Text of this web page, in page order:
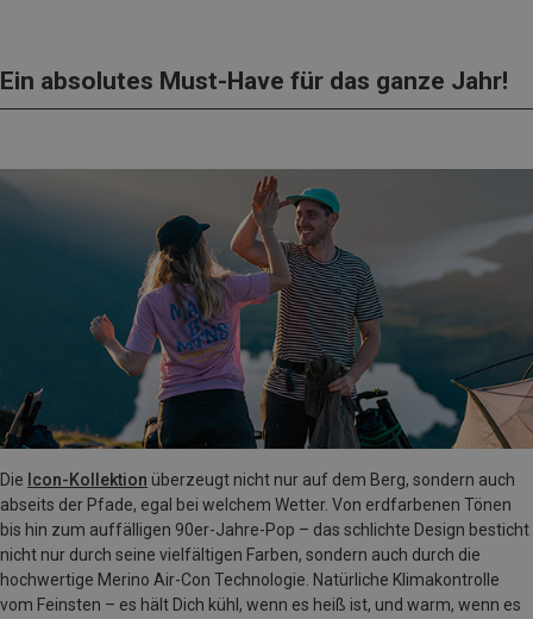
Ein absolutes Must-Have für das ganze Jahr!
Die Icon-Kollektion überzeugt nicht nur auf dem Berg, sondern auch
abseits der Pfade, egal bei welchem Wetter. Von erdfarbenen Tönen
bis hin zum auffälligen 90er-Jahre-Pop – das schlichte Design besticht
nicht nur durch seine vielfältigen Farben, sondern auch durch die
hochwertige Merino Air-Con Technologie. Natürliche Klimakontrolle
vom Feinsten – es hält Dich kühl, wenn es heiß ist, und warm, wenn es